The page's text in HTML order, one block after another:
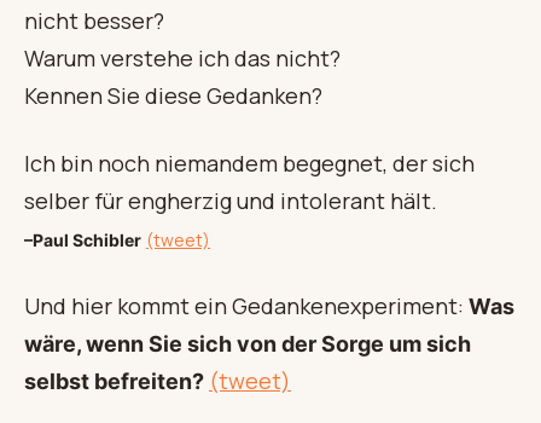
nicht besser?
Warum verstehe ich das nicht?
Kennen Sie diese Gedanken?
Ich bin noch niemandem begegnet, der sich
selber für engherzig und intolerant hält.
–Paul Schibler (tweet)
Und hier kommt ein Gedankenexperiment: Was
wäre, wenn Sie sich von der Sorge um sich
selbst befreiten? (tweet)